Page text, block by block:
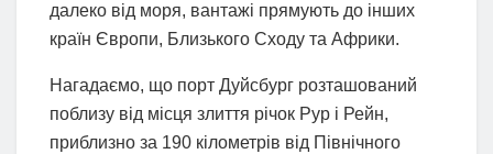
далеко від моря, вантажі прямують до інших
країн Європи, Близького Сходу та Африки.
Нагадаємо, що порт Дуйсбург розташований
поблизу від місця злиття річок Рур і Рейн,
приблизно за 190 кілометрів від Північного